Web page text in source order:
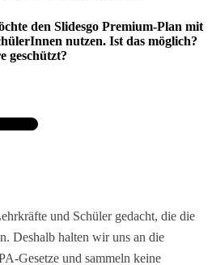
den Slidesgo Premium-Plan mit
nutzen. Ist das möglich?
geschützt?
und Schüler gedacht, die die
Deshalb halten wir uns an die
Gesetze und sammeln keine